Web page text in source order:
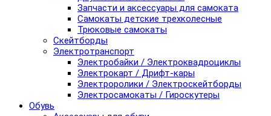
Запчасти и аксессуары для самоката
Самокаты детские трехколесные
Трюковые самокаты
Скейтборды
Электротранспорт
Электробайки / Электроквадроциклы
Электрокарт / Дрифт-кары
Электроролики / Электроскейтборды
Электросамокаты / Гироскутеры
Обувь